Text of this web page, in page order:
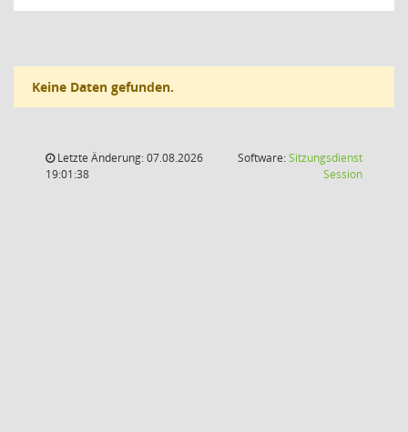
Keine Daten gefunden.
Letzte Änderung: 07.08.2026
19:01:38
Software:Sitzungsdienst
Session(Wird in